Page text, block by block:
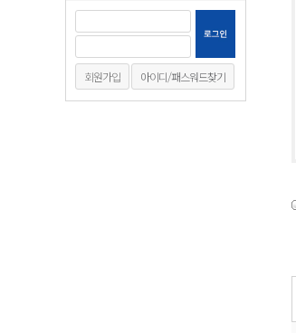
회원가입 아이디/패스워드찾기